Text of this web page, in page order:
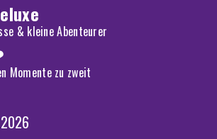
& kleine Abenteurer
Momente zu zweit